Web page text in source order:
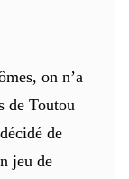
on n’a
de Toutou
de
jeu de